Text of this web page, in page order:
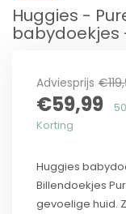
Huggies -
babydoekjes
Adviesprijs
€59,99
Korting
Huggies
Billendoekjes
gevoelige huid.